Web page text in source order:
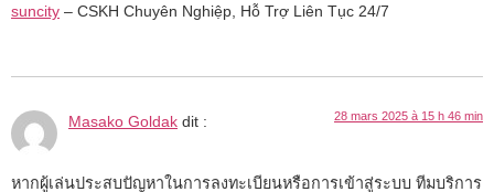
suncity – CSKH Chuyên Nghiệp, Hỗ Trợ Liên Tục 24/7
Masako Goldak dit : 28 mars 2025 à 15 h 46 min
หากผู้เล่นประสบปัญหาในการลงทะเบียนหรือการเข้าสู่ระบบ ทีมบริการ